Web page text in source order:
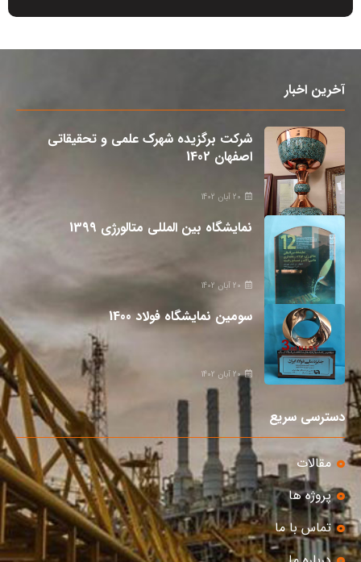
آخرین اخبار
شرکت برگزیده شهرک علمی و تحقیقاتی
اصفهان 1402
20 آبان 1402
نمایشگاه بین المللی متالورژی 1399
20 آبان 1402
سومین نمایشگاه فولاد 1400
20 آبان 1402
دسترسی سریع
مقالات
پروژه ها
تماس با ما